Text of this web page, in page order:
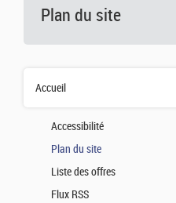
Plan du site
Accueil
Accessibilité
Plan du site
Liste des offres
Flux RSS